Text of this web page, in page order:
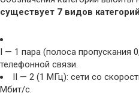
существует 7 видов
I — 1 пара (полоса пропускания
телефонной связи.
II — 2 (1 МГц): сети со
Мбит/с.